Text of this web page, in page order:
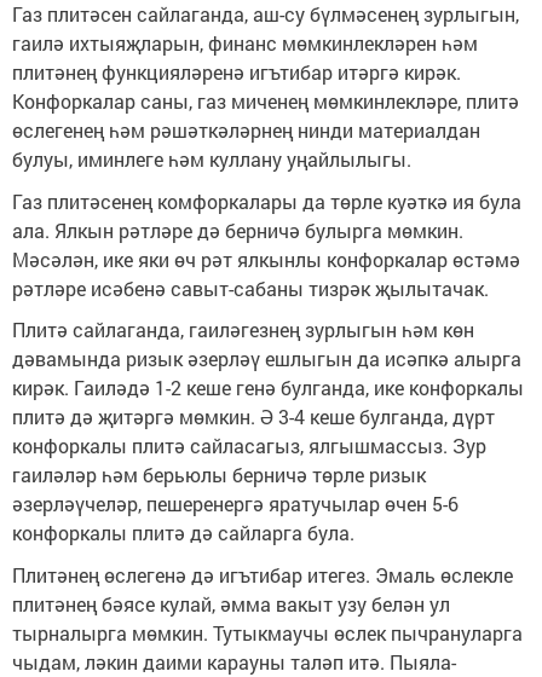
Газ плитәсен сайлаганда, аш-су бүлмәсенең зурлыгын,
гаилә ихтыяҗларын, финанс мөмкинлекләрен һәм
плитәнең функцияләренә игътибар итәргә кирәк.
Конфоркалар саны, газ миченең мөмкинлекләре, плитә
өслегенең һәм рәшәткәләрнең нинди материалдан
булуы, иминлеге һәм куллану уңайлылыгы.
Газ плитәсенең комфоркалары да төрле куәткә ия була
ала. Ялкын рәтләре дә берничә булырга мөмкин.
Мәсәлән, ике яки өч рәт ялкынлы конфоркалар өстәмә
рәтләре исәбенә савыт-сабаны тизрәк җылытачак.
Плитә сайлаганда, гаиләгезнең зурлыгын һәм көн
дәвамында ризык әзерләү ешлыгын да исәпкә алырга
кирәк. Гаиләдә 1-2 кеше генә булганда, ике конфоркалы
плитә дә җитәргә мөмкин. Ә 3-4 кеше булганда, дүрт
конфоркалы плитә сайласагыз, ялгышмассыз. Зур
гаиләләр һәм берьюлы берничә төрле ризык
әзерләүчеләр, пешеренергә яратучылар өчен 5-6
конфоркалы плитә дә сайларга була.
Плитәнең өслегенә дә игътибар итегез. Эмаль өслекле
плитәнең бәясе кулай, әмма вакыт узу белән ул
тырналырга мөмкин. Тутыкмаучы өслек пычрануларга
чыдам, ләкин даими карауны таләп итә. Пыяла-